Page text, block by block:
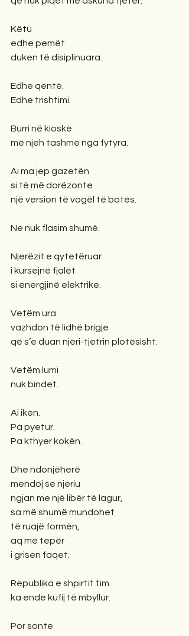
Këtu
edhe pemët
duken të disiplinuara.
Edhe qentë.
Edhe trishtimi.
Burri në kioskë
më njeh tashmë nga fytyra.
Ai ma jep gazetën
si të më dorëzonte
një version të vogël të botës.
Ne nuk flasim shumë.
Njerëzit e qytetëruar
i kursejnë fjalët
si energjinë elektrike.
Vetëm ura
vazhdon të lidhë brigje
që s’e duan njëri-tjetrin plotësisht.
Vetëm lumi
nuk bindet.
Ai ikën.
Pa pyetur.
Pa kthyer kokën.
Dhe ndonjëherë
mendoj se njeriu
ngjan me një libër të lagur,
sa më shumë mundohet
të ruajë formën,
aq më tepër
i grisen faqet.
Republika e shpirtit tim
ka ende kufij të mbyllur.
Por sonte